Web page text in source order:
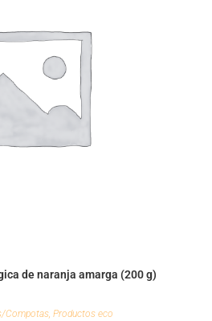
de naranja amarga (200 g)
Compotas, Productos eco